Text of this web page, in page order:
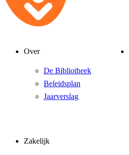
Over
De Bibliotheek
Beleidsplan
Jaarverslag
Zakelijk